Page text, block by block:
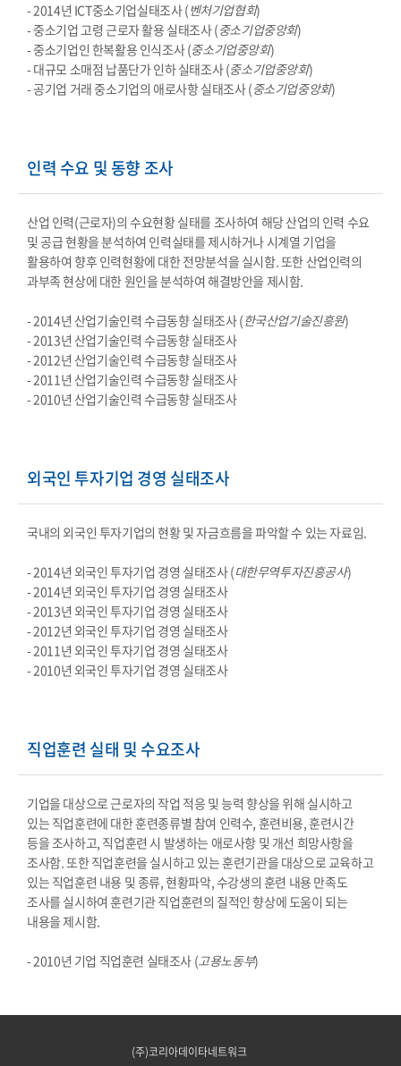
- 2014년 ICT중소기업실태조사 (벤처기업협회)
- 중소기업 고령 근로자 활용 실태조사 (중소기업중앙회)
- 중소기업인 한복활용 인식조사 (중소기업중앙회)
- 대규모 소매점 납품단가 인하 실태조사 (중소기업중앙회)
- 공기업 거래 중소기업의 애로사항 실태조사 (중소기업중앙회)
인력 수요 및 동향 조사
산업 인력(근로자)의 수요현황 실태를 조사하여 해당 산업의 인력 수요
및 공급 현황을 분석하여 인력실태를 제시하거나 시계열 기업을
활용하여 향후 인력현황에 대한 전망분석을 실시함. 또한 산업인력의
과부족 현상에 대한 원인을 분석하여 해결방안을 제시함.
- 2014년 산업기술인력 수급동향 실태조사 (한국산업기술진흥원)
- 2013년 산업기술인력 수급동향 실태조사
- 2012년 산업기술인력 수급동향 실태조사
- 2011년 산업기술인력 수급동향 실태조사
- 2010년 산업기술인력 수급동향 실태조사
외국인 투자기업 경영 실태조사
국내의 외국인 투자기업의 현황 및 자금흐름을 파악할 수 있는 자료임.
- 2014년 외국인 투자기업 경영 실태조사 (대한무역투자진흥공사)
- 2014년 외국인 투자기업 경영 실태조사
- 2013년 외국인 투자기업 경영 실태조사
- 2012년 외국인 투자기업 경영 실태조사
- 2011년 외국인 투자기업 경영 실태조사
- 2010년 외국인 투자기업 경영 실태조사
직업훈련 실태 및 수요조사
기업을 대상으로 근로자의 작업 적응 및 능력 향상을 위해 실시하고
있는 직업훈련에 대한 훈련종류별 참여 인력수, 훈련비용, 훈련시간
등을 조사하고, 직업훈련 시 발생하는 애로사항 및 개선 희망사항을
조사함. 또한 직업훈련을 실시하고 있는 훈련기관을 대상으로 교육하고
있는 직업훈련 내용 및 종류, 현황파악, 수강생의 훈련 내용 만족도
조사를 실시하여 훈련기관 직업훈련의 질적인 향상에 도움이 되는
내용을 제시함.
- 2010년 기업 직업훈련 실태조사 (고용노동부)
(주)코리아데이타네트워크